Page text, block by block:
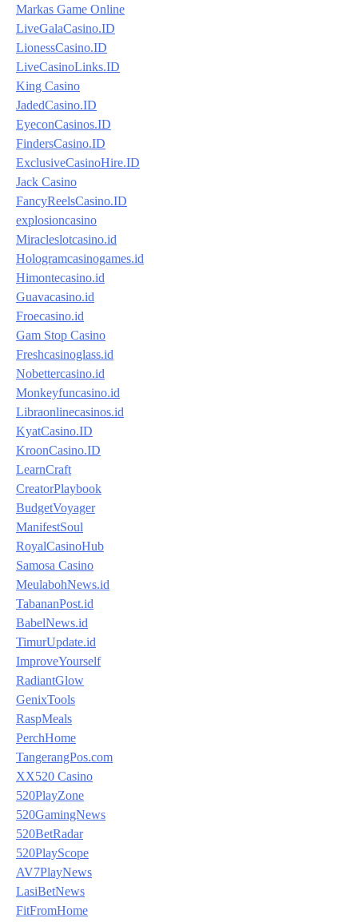
Markas Game Online
LiveGalaCasino.ID
LionessCasino.ID
LiveCasinoLinks.ID
King Casino
JadedCasino.ID
EyeconCasinos.ID
FindersCasino.ID
ExclusiveCasinoHire.ID
Jack Casino
FancyReelsCasino.ID
explosioncasino
Miracleslotcasino.id
Hologramcasinogames.id
Himontecasino.id
Guavacasino.id
Froecasino.id
Gam Stop Casino
Freshcasinoglass.id
Nobettercasino.id
Monkeyfuncasino.id
Libraonlinecasinos.id
KyatCasino.ID
KroonCasino.ID
LearnCraft
CreatorPlaybook
BudgetVoyager
ManifestSoul
RoyalCasinoHub
Samosa Casino
MeulabohNews.id
TabananPost.id
BabelNews.id
TimurUpdate.id
ImproveYourself
RadiantGlow
GenixTools
RaspMeals
PerchHome
TangerangPos.com
XX520 Casino
520PlayZone
520GamingNews
520BetRadar
520PlayScope
AV7PlayNews
LasiBetNews
FitFromHome